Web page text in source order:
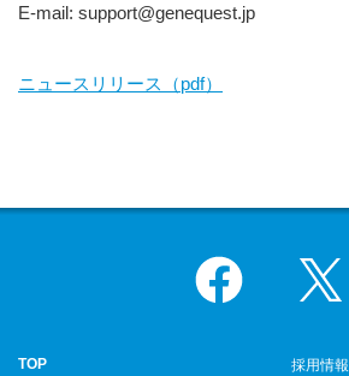
E-mail: support@genequest.jp
ニュースリリース（pdf）
Facebook
TOP
採用情報